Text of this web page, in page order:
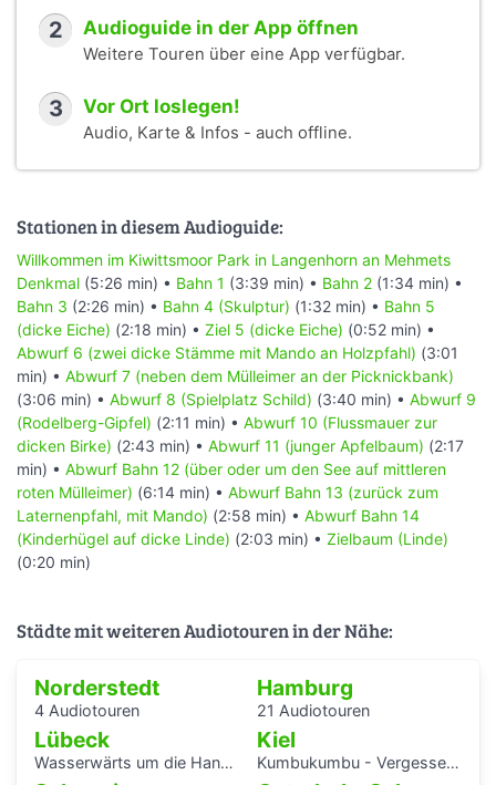
Ist eine Bahn (Wiese, Weg, Fläche) zu bevölkert, belagert
wirklich frei ist, oder einfach auslassen und zum Schluss
noch einmal spielen. Auf gar keinen Fall in die Richtung
von Tieren oder Menschen werfen, die in der Wurflinie
anderen Touren zum Thema Disc Golf.
Viel Spaß hier im Kiwittsmoor!
2 Audioguide in der App öffnen
Weitere Touren über eine App verfügbar.
3 Vor Ort loslegen!
Audio, Karte & Infos - auch offline.
Stationen in diesem Audioguide:
Willkommen im Kiwittsmoor Park in Langenhorn an Mehmets
Denkmal (5:26 min) • Bahn 1 (3:39 min) • Bahn 2 (1:34 min) •
Bahn 3 (2:26 min) • Bahn 4 (Skulptur) (1:32 min) • Bahn 5
(dicke Eiche) (2:18 min) • Ziel 5 (dicke Eiche) (0:52 min) •
Abwurf 6 (zwei dicke Stämme mit Mando an Holzpfahl) (3:01
min) • Abwurf 7 (neben dem Mülleimer an der Picknickbank)
(3:06 min) • Abwurf 8 (Spielplatz Schild) (3:40 min) • Abwurf 9
(Rodelberg-Gipfel) (2:11 min) • Abwurf 10 (Flussmauer zur
dicken Birke) (2:43 min) • Abwurf 11 (junger Apfelbaum) (2:17
min) • Abwurf Bahn 12 (über oder um den See auf mittleren
roten Mülleimer) (6:14 min) • Abwurf Bahn 13 (zurück zum
Laternenpfahl, mit Mando) (2:58 min) • Abwurf Bahn 14
(Kinderhügel auf dicke Linde) (2:03 min) • Zielbaum (Linde)
(0:20 min)
Städte mit weiteren Audiotouren in der Nähe:
Norderstedt
4 Audiotouren
Hamburg
21 Audiotouren
Lübeck
Wasserwärts um die Hansestadt Lübek herum
Kiel
Kumbukumbu - Vergessenen Stimmen auf der Spur